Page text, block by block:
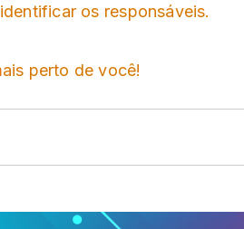
os responsáveis.
perto de você!